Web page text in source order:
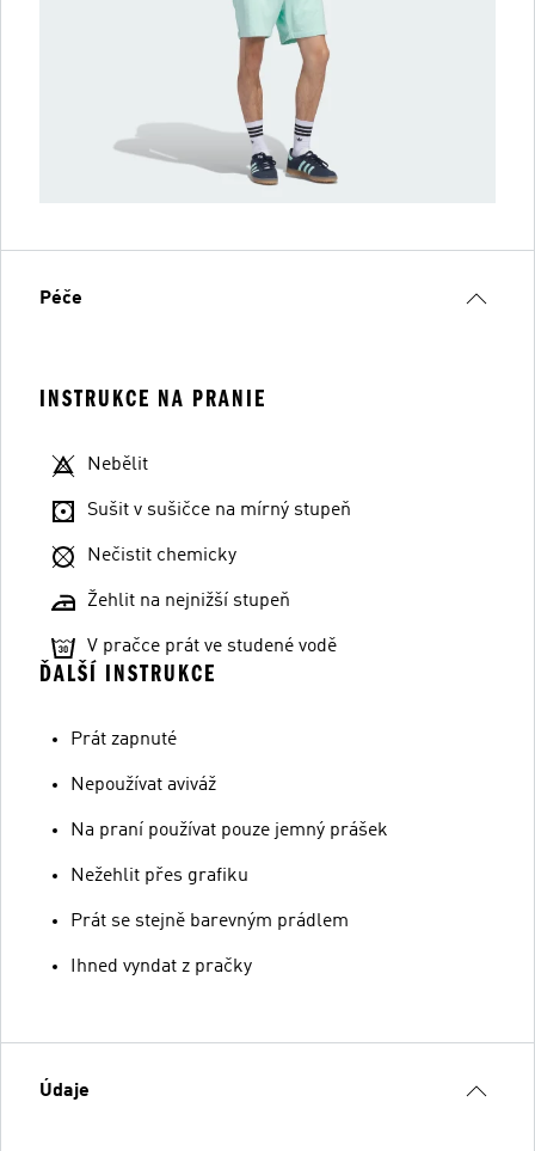
Péče
INSTRUKCE NA PRANIE
Nebělit
Sušit v sušičce na mírný stupeň
Nečistit chemicky
Žehlit na nejnižší stupeň
V pračce prát ve studené vodě
ĎALŠÍ INSTRUKCE
Prát zapnuté
Nepoužívat aviváž
Na praní používat pouze jemný prášek
Nežehlit přes grafiku
Prát se stejně barevným prádlem
Ihned vyndat z pračky
Údaje